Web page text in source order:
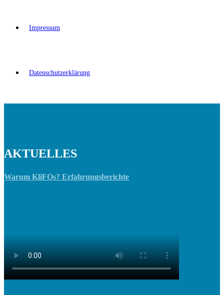
Impressum
Datenschutzerklärung
AKTUELLES
Warum KliFOs? Erfahrungsberichte